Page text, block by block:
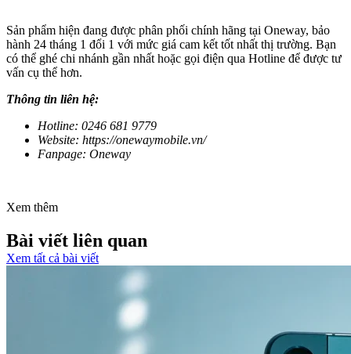
Sản phẩm hiện đang được phân phối chính hãng tại Oneway, bảo
hành 24 tháng 1 đổi 1 với mức giá cam kết tốt nhất thị trường. Bạn
có thể ghé chi nhánh gần nhất hoặc gọi điện qua Hotline để được tư
vấn cụ thể hơn.
Thông tin liên hệ:
Hotline: 0246 681 9779
Website: https://onewaymobile.vn/
Fanpage: Oneway
Xem thêm
Bài viết liên quan
Xem tất cả bài viết